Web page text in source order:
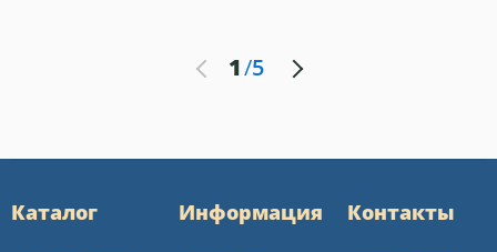
1/5
Каталог Информация Контакты